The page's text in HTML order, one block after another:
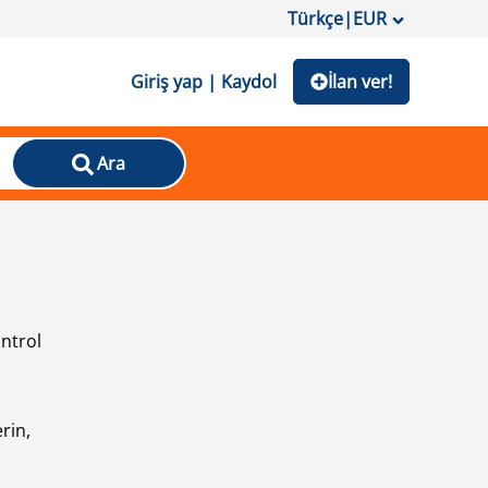
Türkçe|EUR
Giriş yap | Kaydol İlan ver!
Ara